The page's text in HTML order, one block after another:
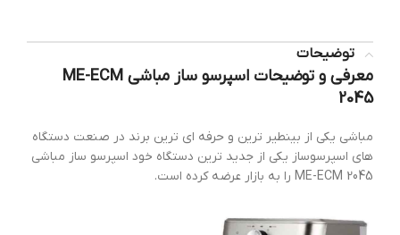
توضیحات
معرفی و توضیحات اسپرسو ساز مباشی ME-ECM
2045
مباشی یکی از بینطیر ترین و حرفه ای ترین برند در صنعت دستگاه
های اسپرسوساز یکی از جدید ترین دستگاه خود اسپرسو ساز مباشی
ME-ECM 2045 را به بازار عرضه کرده است.